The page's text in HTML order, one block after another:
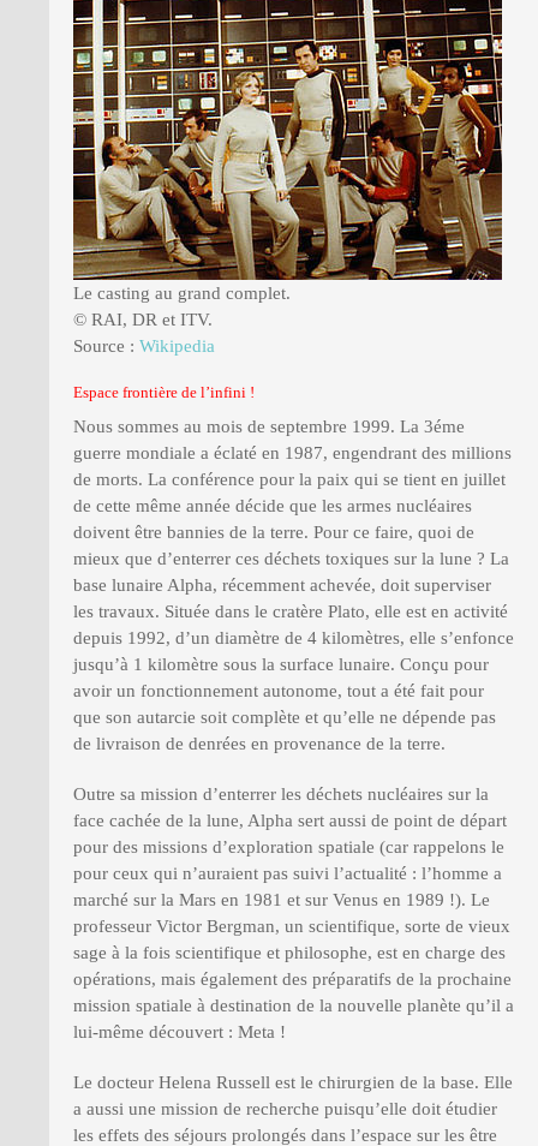
Le casting au grand complet.
© RAI, DR et ITV.
Source : Wikipedia
Espace frontière de l’infini !
Nous sommes au mois de septembre 1999. La 3éme
guerre mondiale a éclaté en 1987, engendrant des millions
de morts. La conférence pour la paix qui se tient en juillet
de cette même année décide que les armes nucléaires
doivent être bannies de la terre. Pour ce faire, quoi de
mieux que d’enterrer ces déchets toxiques sur la lune ? La
base lunaire Alpha, récemment achevée, doit superviser
les travaux. Située dans le cratère Plato, elle est en activité
depuis 1992, d’un diamètre de 4 kilomètres, elle s’enfonce
jusqu’à 1 kilomètre sous la surface lunaire. Conçu pour
avoir un fonctionnement autonome, tout a été fait pour
que son autarcie soit complète et qu’elle ne dépende pas
de livraison de denrées en provenance de la terre.
Outre sa mission d’enterrer les déchets nucléaires sur la
face cachée de la lune, Alpha sert aussi de point de départ
pour des missions d’exploration spatiale (car rappelons le
pour ceux qui n’auraient pas suivi l’actualité : l’homme a
marché sur la Mars en 1981 et sur Venus en 1989 !). Le
professeur Victor Bergman, un scientifique, sorte de vieux
sage à la fois scientifique et philosophe, est en charge des
opérations, mais également des préparatifs de la prochaine
mission spatiale à destination de la nouvelle planète qu’il a
lui-même découvert : Meta !
Le docteur Helena Russell est le chirurgien de la base. Elle
a aussi une mission de recherche puisqu’elle doit étudier
les effets des séjours prolongés dans l’espace sur les être